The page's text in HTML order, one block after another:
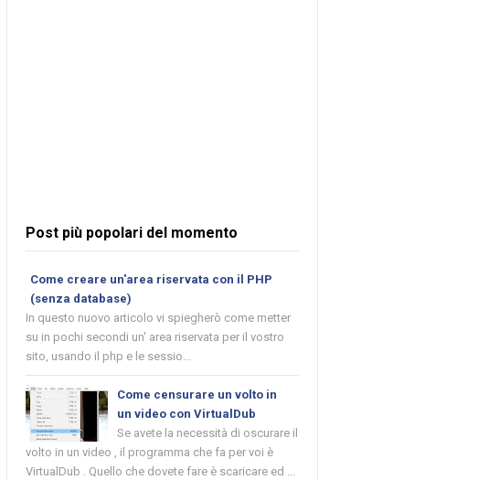
Post più popolari del momento
Come creare un'area riservata con il PHP
(senza database)
In questo nuovo articolo vi spiegherò come metter
su in pochi secondi un' area riservata per il vostro
sito, usando il php e le sessio...
Come censurare un volto in
un video con VirtualDub
Se avete la necessità di oscurare il
volto in un video , il programma che fa per voi è
VirtualDub . Quello che dovete fare è scaricare ed ...